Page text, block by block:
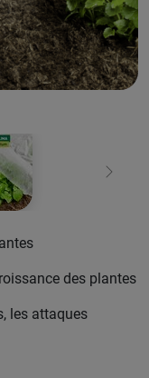
des plantes
les attaques